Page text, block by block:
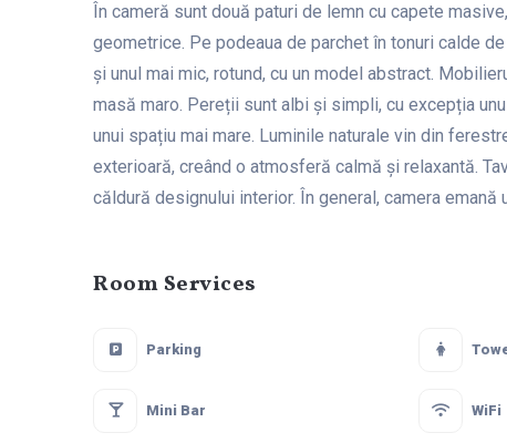
În cameră sunt două paturi de lemn cu capete
geometrice. Pe podeaua de parchet în tonuri calde
și unul mai mic, rotund, cu un model abstract.
masă maro. Pereții sunt albi și simpli, cu excepția
unui spațiu mai mare. Luminile naturale vin din
exterioară, creând o atmosferă calmă și relaxantă.
căldură designului interior. În general, camera
Room Services
Parking
Mini Bar WiFi